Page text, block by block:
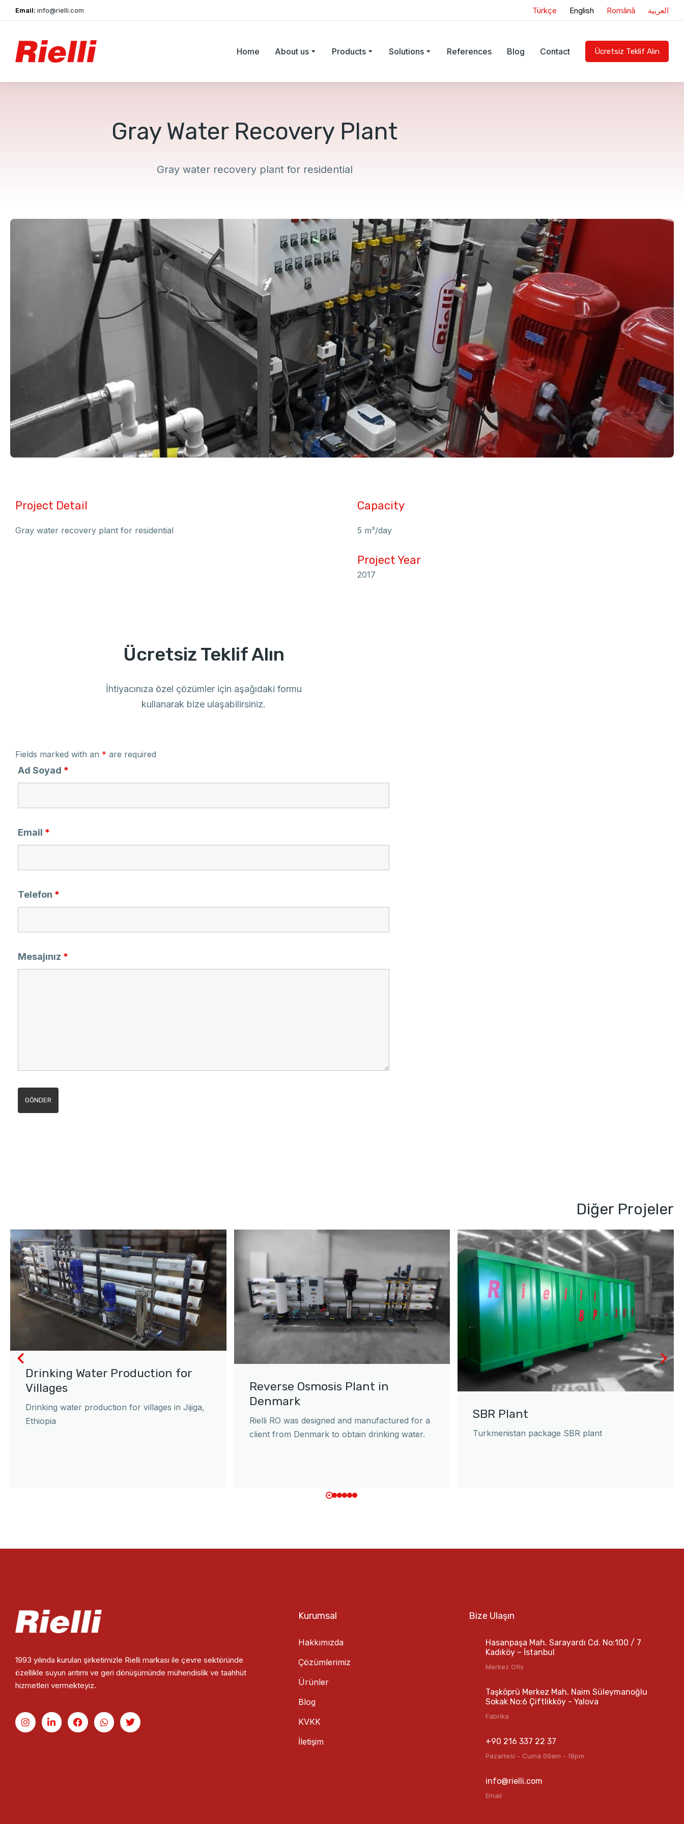
Email: info@rielli.com Türkçe English Română العربية
Home About us Products Solutions References Blog Contact Ücretsiz Teklif Alın
Gray Water Recovery Plant
Gray water recovery plant for residential
Project Detail
Gray water recovery plant for residential
Capacity
5 m³/day
Project Year
2017
Ücretsiz Teklif Alın
İhtiyacınıza özel çözümler için aşağıdaki formu
kullanarak bize ulaşabilirsiniz.
Fields marked with an * are required
Ad Soyad *
Email *
Telefon *
Mesajınız *
Diğer Projeler
Drinking Water Production for
Villages
Drinking water production for villages in Jijiga,
Ethiopia
Reverse Osmosis Plant in
Denmark
Rielli RO was designed and manufactured for a
client from Denmark to obtain drinking water.
SBR Plant
Turkmenistan package SBR plant
1993 yılında kurulan şirketimizle Rielli markası ile çevre sektöründe
özellikle suyun arıtımı ve geri dönüşümünde mühendislik ve taahhüt
hizmetleri vermekteyiz.
Kurumsal
Hakkımızda
Çözümlerimiz
Ürünler
Blog
KVKK
İletişim
Bize Ulaşın
Hasanpaşa Mah. Sarayardı Cd. No:100 / 7
Kadıköy – İstanbul
Merkez Ofis
Taşköprü Merkez Mah. Naim Süleymanoğlu
Sokak No:6 Çiftlikköy - Yalova
Fabrika
+90 216 337 22 37
Pazartesi - Cuma 09am - 18pm
info@rielli.com
Email